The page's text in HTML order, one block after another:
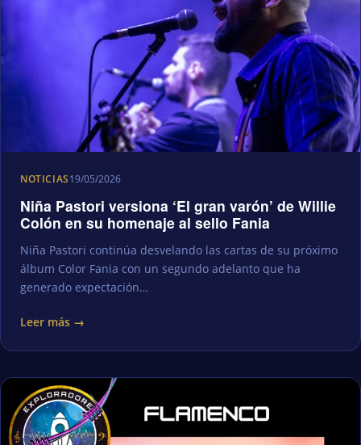
NOTICIAS19/05/2026
Niña Pastori versiona ‘El gran varón’ de Willie
Colón en su homenaje al sello Fania
Niña Pastori continúa desvelando las cartas de su próximo
álbum Color Fania con un segundo adelanto que ha
generado expectación…
Leer más →